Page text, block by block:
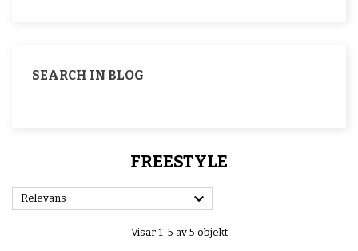
SEARCH IN BLOG
FREESTYLE
Relevans 
Visar 1-5 av 5 objekt